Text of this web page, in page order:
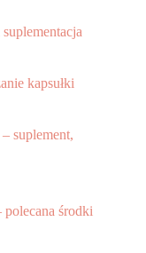
kapsułki
suplement,
środki